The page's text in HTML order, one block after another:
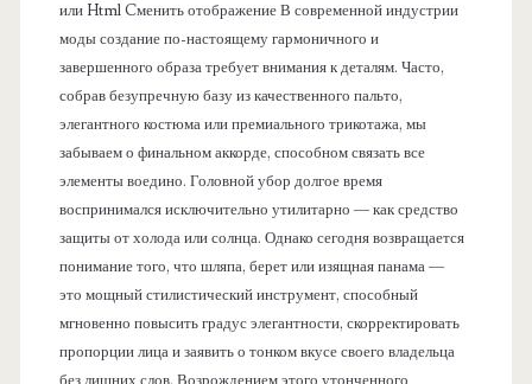
или Html Cменить отображение В современной индустрии
моды создание по-настоящему гармоничного и
завершенного образа требует внимания к деталям. Часто,
собрав безупречную базу из качественного пальто,
элегантного костюма или премиального трикотажа, мы
забываем о финальном аккорде, способном связать все
элементы воедино. Головной убор долгое время
воспринимался исключительно утилитарно — как средство
защиты от холода или солнца. Однако сегодня возвращается
понимание того, что шляпа, берет или изящная панама —
это мощный стилистический инструмент, способный
мгновенно повысить градус элегантности, скорректировать
пропорции лица и заявить о тонком вкусе своего владельца
без лишних слов. Возрождением этого утонченного